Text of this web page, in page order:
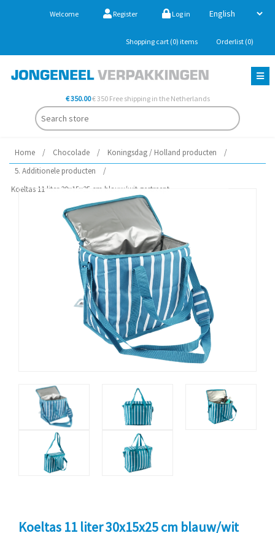
Welcome Register Log in
Shopping cart (0) items Orderlist (0)
€ 350.00€ 350 Free shipping in the Netherlands
Home / Chocolade / Koningsdag / Holland producten
/
5. Additionele producten
/
Koeltas 11 liter 30x15x25 cm blauw/wit gestreept
Koeltas 11 liter 30x15x25 cm blauw/wit